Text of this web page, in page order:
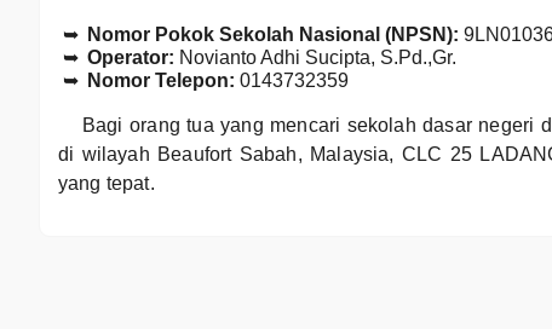
Nomor Pokok Sekolah Nasional (NPSN):
Operator: Novianto Adhi Sucipta, S.Pd.,Gr.
Nomor Telepon: 0143732359
Bagi orang tua yang mencari sekolah dasar negeri
di wilayah Beaufort Sabah, Malaysia, CLC 25
yang tepat.